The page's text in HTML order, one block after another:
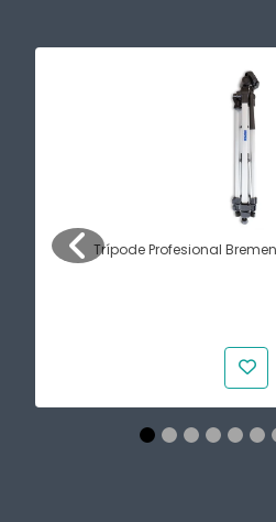
Trípode Profesional